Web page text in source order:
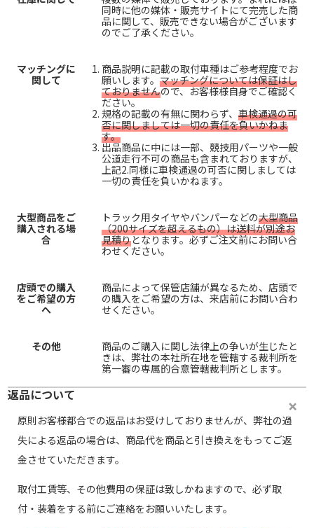
同時に他の媒体・販売サイトにて完売した商
品に関して、販売できない場合がございます
のでご了承ください。
マッチングに
関して
商品説明に記載の取付車種はご参考程度でお
願いします。 マッチングについては保証はし
ておりませんので、お客様様自身でご確認く
ださい。
規格の記載の有無に関わらず、 車検通過の可
否に関しましては一切の責任を負いかねま
す。
出品商品に中には一部、競技用パーツや一般
公道走行不可の商品も含まれておりますが、
上記2.同様に車検通過の可否に関しましては
一切の責任を負いかねます。
大型商品をご
購入される場
合
トラック用タイヤやバンパーなどの大型商品
（200サイズを超えるもの）は送料が別途お
見積りとなります。必ずご注文前にお問い合
わせください。
店頭での購入
をご希望の方
へ
商品によって保管店舗が異なるため、店頭で
の購入をご希望の方は、来店前にお問い合わ
せください。
その他
商品のご購入に関し法律上の争いが生じたと
きは、弊社の本社所在地を管轄する裁判所を
第一審の専属的合意管轄裁判所とします。
返品について
原則お客様都合での返品はお受けしておりませんが、弊社の過
失による返品の場合は、商品代を商品と引き換えをもってご返
金させていただきます。
取付工賃等、その他費用の保証は致しかねますので、必ず取
付・装着をする前にご連絡をお願いいたします。